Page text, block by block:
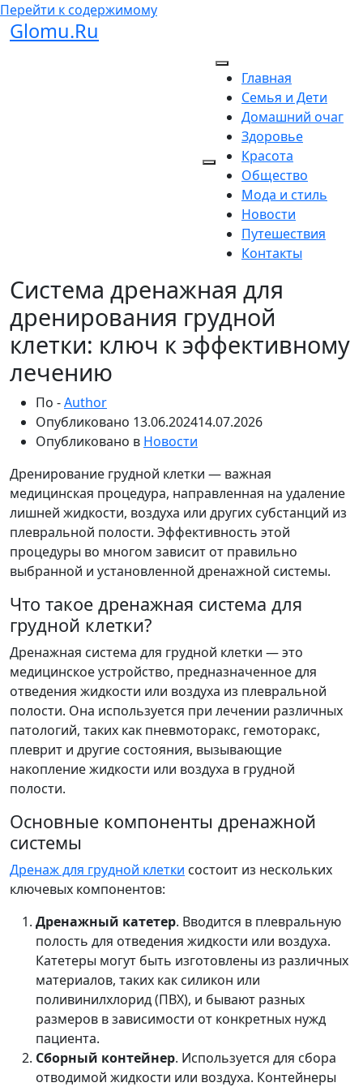
Перейти к содержимому
Glomu.Ru
Главная
Семья и Дети
Домашний очаг
Здоровье
Красота
Общество
Мода и стиль
Новости
Путешествия
Контакты
Система дренажная для
дренирования грудной
клетки: ключ к эффективному
лечению
По -Author
Опубликовано 13.06.202414.07.2026
Опубликовано в Новости
Дренирование грудной клетки — важная
медицинская процедура, направленная на удаление
лишней жидкости, воздуха или других субстанций из
плевральной полости. Эффективность этой
процедуры во многом зависит от правильно
выбранной и установленной дренажной системы.
Что такое дренажная система для
грудной клетки?
Дренажная система для грудной клетки — это
медицинское устройство, предназначенное для
отведения жидкости или воздуха из плевральной
полости. Она используется при лечении различных
патологий, таких как пневмоторакс, гемоторакс,
плеврит и другие состояния, вызывающие
накопление жидкости или воздуха в грудной
полости.
Основные компоненты дренажной
системы
Дренаж для грудной клетки состоит из нескольких
ключевых компонентов:
Дренажный катетер. Вводится в плевральную
полость для отведения жидкости или воздуха.
Катетеры могут быть изготовлены из различных
материалов, таких как силикон или
поливинилхлорид (ПВХ), и бывают разных
размеров в зависимости от конкретных нужд
пациента.
Сборный контейнер. Используется для сбора
отводимой жидкости или воздуха. Контейнеры